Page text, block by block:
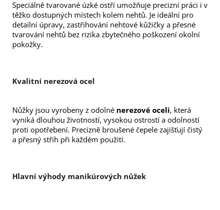
Speciálně tvarované úzké ostří umožňuje precizní práci i v
těžko dostupných místech kolem nehtů. Je ideální pro
detailní úpravy, zastřihování nehtové kůžičky a přesné
tvarování nehtů bez rizika zbytečného poškození okolní
pokožky.
Kvalitní nerezová ocel
Nůžky jsou vyrobeny z odolné nerezové oceli, která
vyniká dlouhou životností, vysokou ostrostí a odolností
proti opotřebení. Precizně broušené čepele zajišťují čistý
a přesný střih při každém použití.
Hlavní výhody manikúrových nůžek